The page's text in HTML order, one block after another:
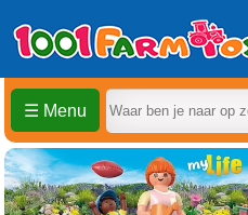
☰ Menu